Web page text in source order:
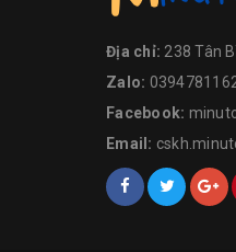
Địa chỉ: 238 Tân
Zalo:
Facebook:
Email: